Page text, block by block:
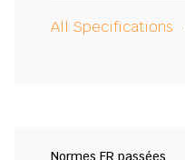
All Specifications
Normes FR passées